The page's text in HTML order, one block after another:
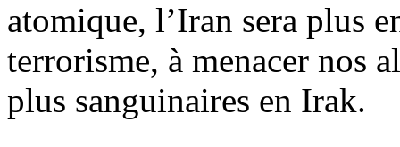
atomique, l’Iran sera plus
terrorisme, à menacer nos
plus sanguinaires en